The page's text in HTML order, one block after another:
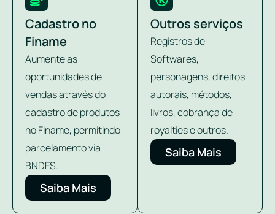
Cadastro no
Finame
Aumente as
oportunidades de
vendas através do
cadastro de produtos
no Finame, permitindo
parcelamento via
BNDES.
Saiba Mais
Outros serviços
Registros de
Softwares,
personagens, direitos
autorais, métodos,
livros, cobrança de
royalties e outros.
Saiba Mais